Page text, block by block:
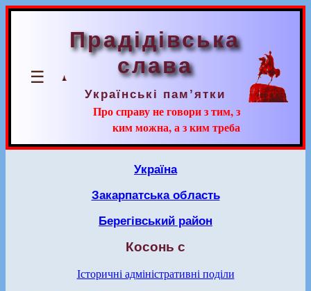
☰
Прадідівська
слава
Українські пам’ятки
Про справу не говори з тим, з
ким можна, а з ким треба
Україна
Закарпатська область
Берегівський район
Косонь с
Історичні адміністративні поділи